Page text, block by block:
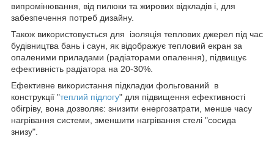
випромінювання, від пилюки та жирових відкладів і, для
забезпечення потреб дизайну.
Також використовується для ізоляція теплових джерел під час
будівництва бань і саун, як відображує тепловий екран за
опаленими приладами (радіаторами опалення), підвищує
ефективність радіатора на 20-30%.
Ефективне використання підкладки фольгований в
конструкції "теплий підлогу" для підвищення ефективності
обігріву, вона дозволяє: знизити енергозатрати, менше часу
нагрівання системи, зменшити нагрівання стелі "сосида
знизу".